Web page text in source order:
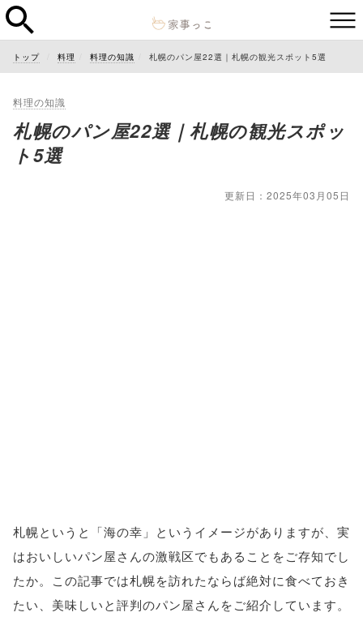
トップ 料理 料理の知識 札幌のパン屋22選｜札幌の観光スポット5選
料理の知識
札幌のパン屋22選｜札幌の観光スポッ
ト5選
更新日：2025年03月05日
札幌というと「海の幸」というイメージがありますが、実
はおいしいパン屋さんの激戦区でもあることをご存知でし
たか。この記事では札幌を訪れたならば絶対に食べておき
たい、美味しいと評判のパン屋さんをご紹介しています。